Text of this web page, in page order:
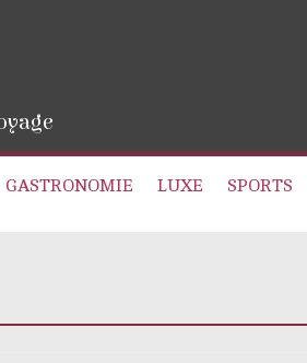
GASTRONOMIE LUXE SPORTS